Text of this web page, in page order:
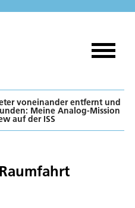
voneinander entfernt und
Meine Analog-Mission
auf der ISS
Raumfahrt